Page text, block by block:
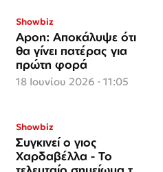
Showbiz
Apon: Αποκάλυψε ότι
θα γίνει πατέρας για
πρώτη φορά
18 Ιουνίου 2026 · 11:05
Showbiz
Συγκινεί ο γιος
Χαρδαβέλλα - Το